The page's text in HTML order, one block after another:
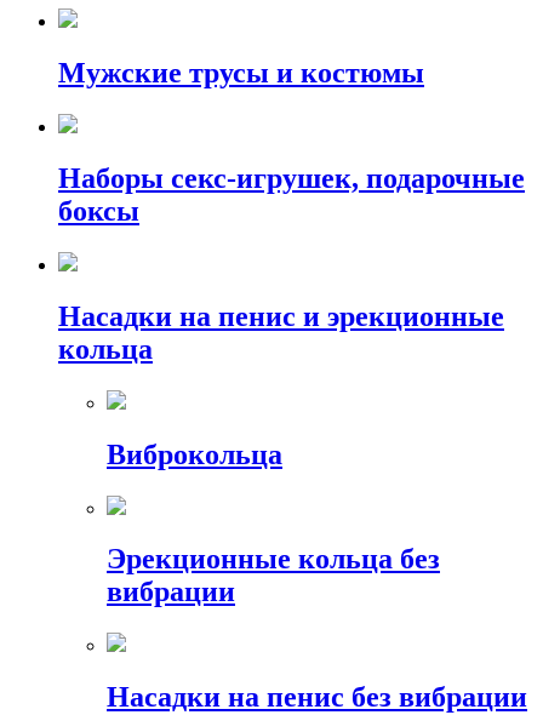
Мужские трусы и костюмы
Наборы секс-игрушек, подарочные
боксы
Насадки на пенис и эрекционные
кольца
Виброкольца
Эрекционные кольца без
вибрации
Насадки на пенис без вибрации